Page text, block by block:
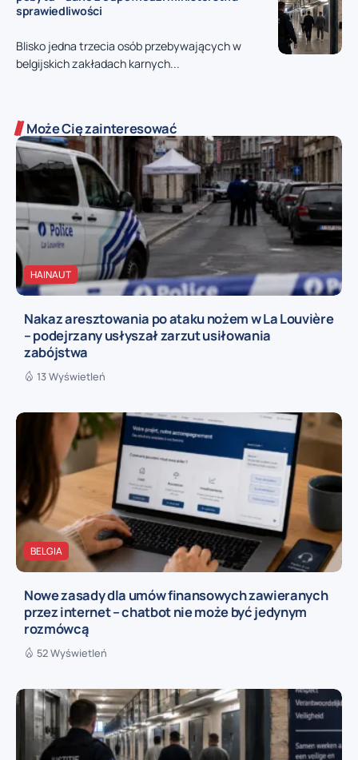
sprawiedliwości
Blisko jedna trzecia osób przebywających w
belgijskich zakładach karnych...
Może Cię zainteresować
HAINAUT
Nakaz aresztowania po ataku nożem w La Louvière
– podejrzany usłyszał zarzut usiłowania
zabójstwa
13 Wyświetleń
BELGIA
Nowe zasady dla umów finansowych zawieranych
przez internet – chatbot nie może być jedynym
rozmówcą
52 Wyświetleń